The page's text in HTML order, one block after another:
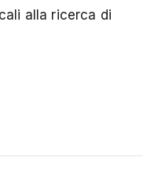
alla ricerca di